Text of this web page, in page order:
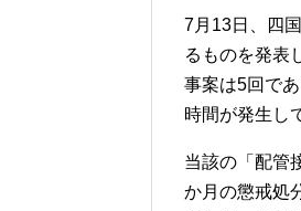
7月13日、四
るものを発表
事案は5回で
時間が発生し
当該の「配管
か月の懲戒処